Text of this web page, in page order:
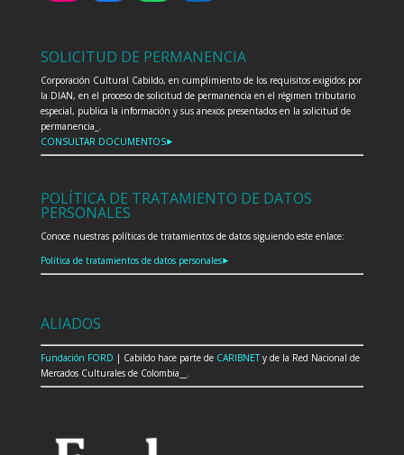
SOLICITUD DE PERMANENCIA
Corporación Cultural Cabildo, en cumplimiento de los requisitos exigidos por
la DIAN, en el proceso de solicitud de permanencia en el régimen tributario
especial, publica la información y sus anexos presentados en la solicitud de
permanencia_.
CONSULTAR DOCUMENTOS⯈
POLÍTICA DE TRATAMIENTO DE DATOS
PERSONALES
Conoce nuestras políticas de tratamientos de datos siguiendo este enlace:
Política de tratamientos de datos personales⯈
ALIADOS
Fundación FORD | Cabildo hace parte de CARIBNETy de la Red Nacional de
Mercados Culturales de Colombia__.